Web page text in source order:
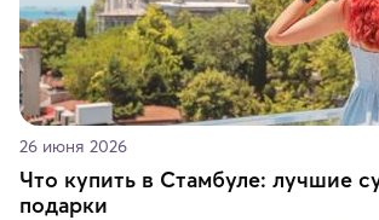
26 июня 2026
Что купить в Стамбуле: лучшие
подарки